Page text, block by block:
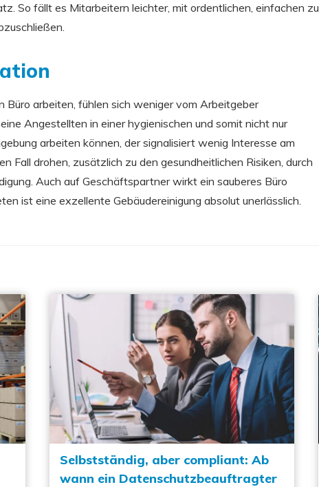
So fällt es Mitarbeitern leichter, mit ordentlichen, einfachen zu
Büro arbeiten, fühlen sich weniger vom Arbeitgeber
Angestellten in einer hygienischen und somit nicht nur
arbeiten können, der signalisiert wenig Interesse am
Fall drohen, zusätzlich zu den gesundheitlichen Risiken, durch
Auch auf Geschäftspartner wirkt ein sauberes Büro
ist eine exzellente Gebäudereinigung absolut unerlässlich.
Selbstständig, aber compliant: Ab
wann ein Datenschutzbeauftragter